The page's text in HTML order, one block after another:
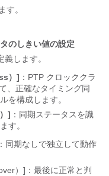
す。
のしきい値の設定
します。
）] ：PTP クロッククラ
、正確なタイミング同
を構成します。
] ：同期ステータスを識
す。
同期なしで独立して動作
）]：最後に正常と判